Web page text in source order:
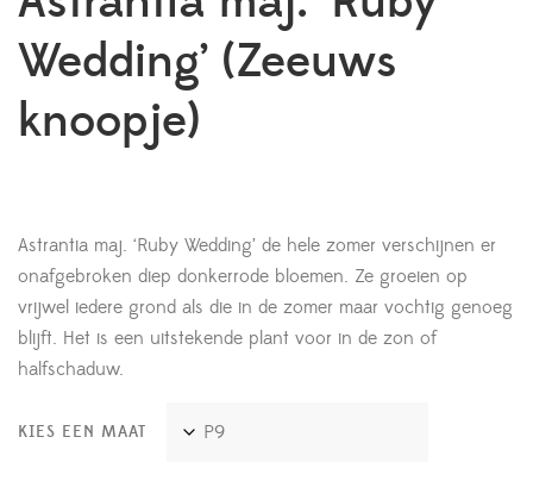
Wedding’ (Zeeuws
knoopje)
Astrantia maj. ‘Ruby Wedding’ de hele zomer verschijnen er
onafgebroken diep donkerrode bloemen. Ze groeien op
vrijwel iedere grond als die in de zomer maar vochtig genoeg
blijft. Het is een uitstekende plant voor in de zon of
halfschaduw.
KIES EEN MAAT